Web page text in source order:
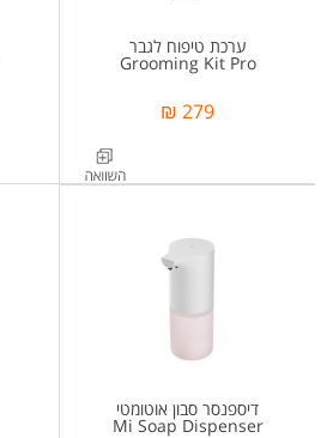
ערכת טיפוח לגבר
Grooming Kit Pro
279 ₪
דיספנסר סבון אוטומטי
Mi Soap Dispenser